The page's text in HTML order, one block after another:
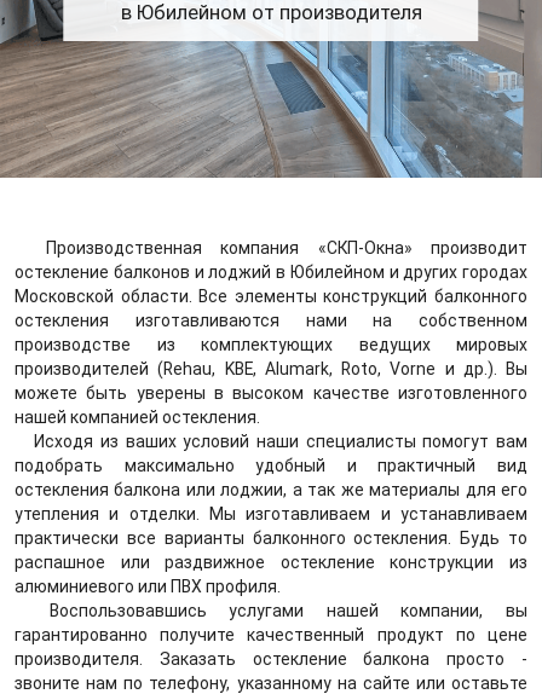
в Юбилейном от производителя
Производственная компания «СКП-Окна» производит
остекление балконов и лоджий в Юбилейном и других городах
Московской области. Все элементы конструкций балконного
остекления изготавливаются нами на собственном
производстве из комплектующих ведущих мировых
производителей (Rehau, KBE, Alumark, Roto, Vorne и др.). Вы
можете быть уверены в высоком качестве изготовленного
нашей компанией остекления.
Исходя из ваших условий наши специалисты помогут вам
подобрать максимально удобный и практичный вид
остекления балкона или лоджии, а так же материалы для его
утепления и отделки. Мы изготавливаем и устанавливаем
практически все варианты балконного остекления. Будь то
распашное или раздвижное остекление конструкции из
алюминиевого или ПВХ профиля.
Воспользовавшись услугами нашей компании, вы
гарантированно получите качественный продукт по цене
производителя. Заказать остекление балкона просто -
звоните нам по телефону, указанному на сайте или оставьте